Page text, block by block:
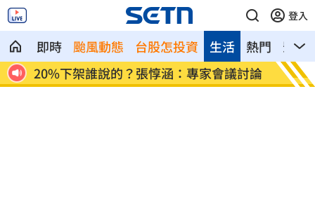
登入
即時 颱風動態 台股怎投資 熱門 影音
生活
論
毒駕抓不完!台中前4月已1死20傷去年飆4
倍
張韶